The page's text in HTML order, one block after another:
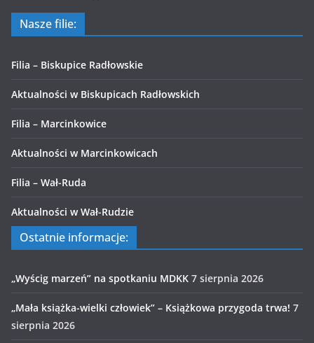
Nasze filie:
Filia – Biskupice Radłowskie
Aktualności w Biskupicach Radłowskich
Filia – Marcinkowice
Aktualności w Marcinkowicach
Filia – Wał-Ruda
Aktualności w Wał-Rudzie
Ostatnie informacje:
„Wyścig marzeń” na spotkaniu MDKK 7 sierpnia 2026
„Mała książka-wielki człowiek” – Książkowa przygoda trwa! 7
sierpnia 2026